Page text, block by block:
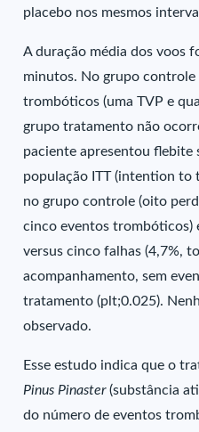
placebo nos mesmos
A duração média dos voos
minutos. No grupo
trombóticos (uma TVP e
grupo tratamento não
paciente apresentou flebite
população ITT (intention to
no grupo controle (oito
cinco eventos trombóticos)
versus cinco falhas (4,7%,
acompanhamento, sem
tratamento (plt;0.025).
observado.
Esse estudo indica que o
Pinus Pinaster(substância
do número de eventos